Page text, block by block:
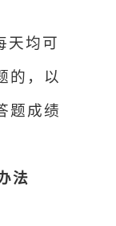
天均可
的，以
题成绩
法